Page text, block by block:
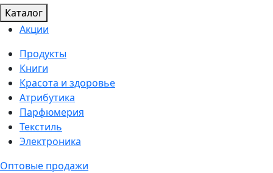
Каталог
Акции
Продукты
Книги
Красота и здоровье
Атрибутика
Парфюмерия
Текстиль
Электроника
Оптовые продажи